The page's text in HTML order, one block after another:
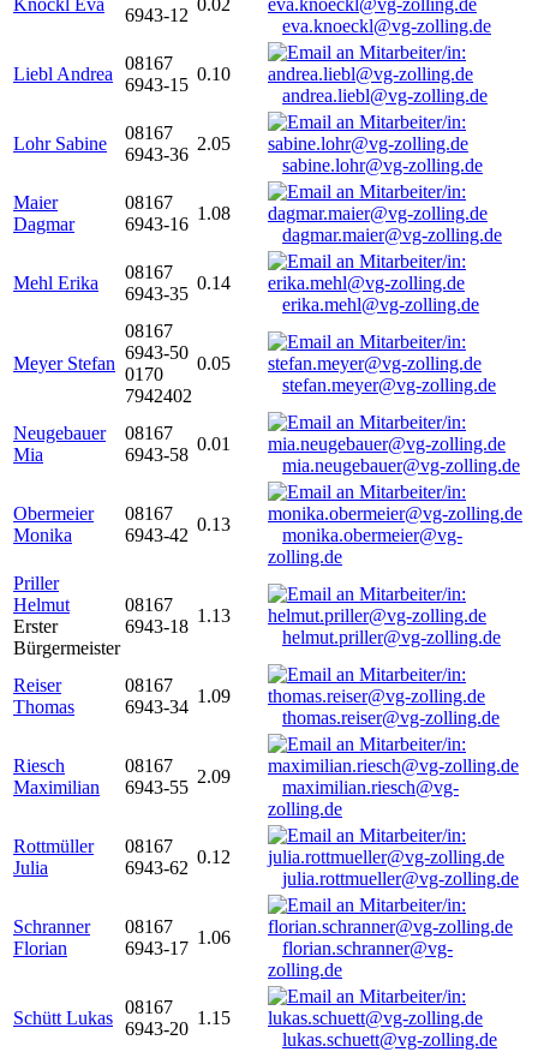
Knöckl Eva
6943-12
0.02
eva.knoeckl@vg-zolling.de
Liebl Andrea
08167
6943-15
0.10
andrea.liebl@vg-zolling.de
Lohr Sabine
08167
6943-36
2.05
sabine.lohr@vg-zolling.de
Maier
Dagmar
08167
6943-16
1.08
dagmar.maier@vg-zolling.de
Mehl Erika
08167
6943-35
0.14
erika.mehl@vg-zolling.de
Meyer Stefan
08167
6943-50
0170
7942402
0.05
stefan.meyer@vg-zolling.de
Neugebauer
Mia
08167
6943-58
0.01
mia.neugebauer@vg-zolling.de
Obermeier
Monika
08167
6943-42
0.13
monika.obermeier@vg-
zolling.de
Priller
Helmut
Erster
Bürgermeister
08167
6943-18
1.13
helmut.priller@vg-zolling.de
Reiser
Thomas
08167
6943-34
1.09
thomas.reiser@vg-zolling.de
Riesch
Maximilian
08167
6943-55
2.09
maximilian.riesch@vg-
zolling.de
Rottmüller
Julia
08167
6943-62
0.12
julia.rottmueller@vg-zolling.de
Schranner
Florian
08167
6943-17
1.06
florian.schranner@vg-
zolling.de
Schütt Lukas
08167
6943-20
1.15
lukas.schuett@vg-zolling.de